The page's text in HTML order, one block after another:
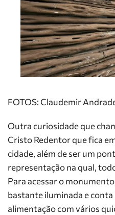
FOTOS: Claudemir
Outra curiosidade que
Cristo Redentor que fica
cidade, além de ser um
representação na qual,
Para acessar o
bastante iluminada e conta
alimentação com vários